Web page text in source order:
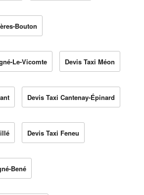
Bouton
Le-Vicomte Devis Taxi Méon
Devis Taxi Cantenay-Épinard
Devis Taxi Feneu
Bené